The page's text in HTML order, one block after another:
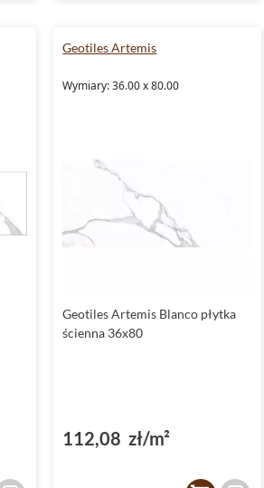
Geotiles Artemis
Wymiary: 36.00 x 80.00
Geotiles Artemis Blanco płytka
ścienna 36x80
112,08 zł/m²